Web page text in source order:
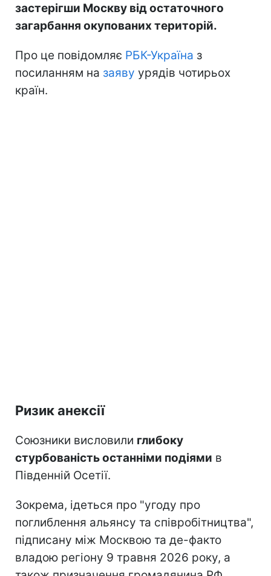
застерігши Москву від остаточного
загарбання окупованих територій.
Про це повідомляє РБК-Україна з
посиланням на заяву урядів чотирьох
країн.
Ризик анексії
Союзники висловили глибоку
стурбованість останніми подіями в
Південній Осетії.
Зокрема, ідеться про "угоду про
поглиблення альянсу та співробітництва",
підписану між Москвою та де-факто
владою регіону 9 травня 2026 року, а